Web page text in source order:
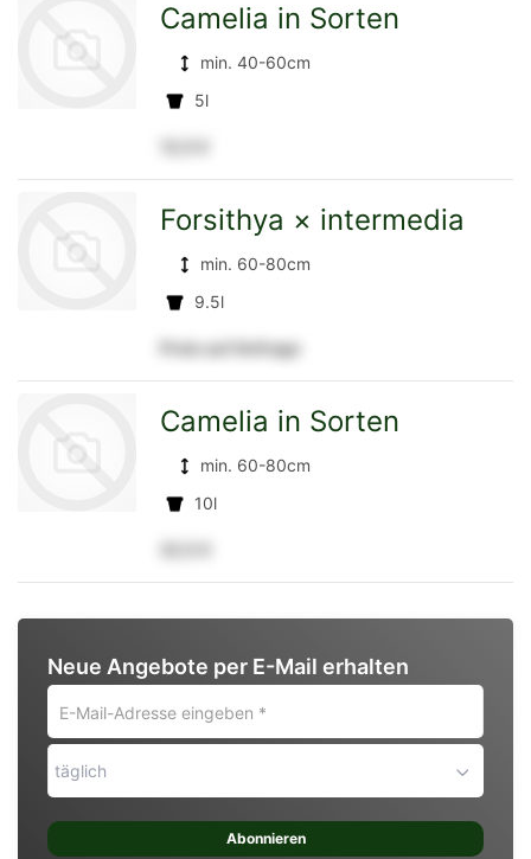
Camelia in Sorten
min. 40-60cm
5l
Forsithya × intermedia
min. 60-80cm
9.5l
Preis auf Anfrage
Detailseite
Camelia in Sorten
min. 60-80cm
10l
Neue Angebote per E-Mail erhalten
Mail-
Adresse
eingeben
*
täglich
Abonnieren